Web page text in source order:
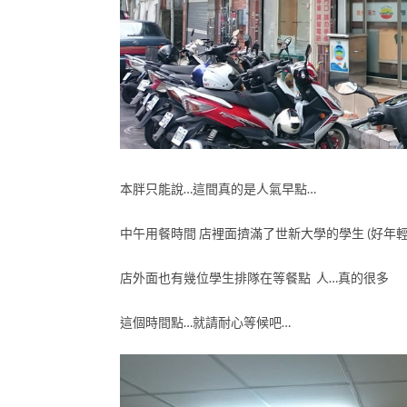
本胖只能說…這間真的是人氣早點…
中午用餐時間 店裡面擠滿了世新大學的學生 (好年
店外面也有幾位學生排隊在等餐點 人…真的很多
這個時間點…就請耐心等候吧…